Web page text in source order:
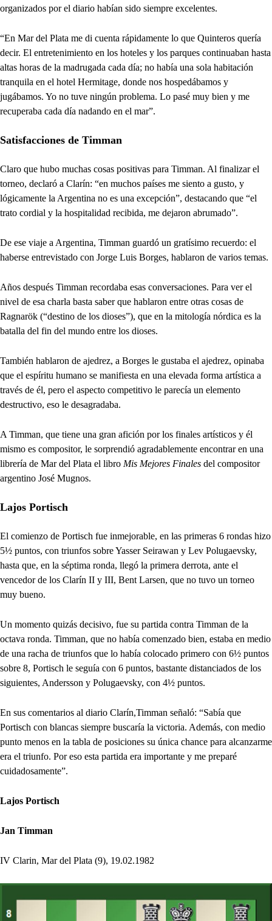
organizados por el diario habían sido siempre excelentes.
“En Mar del Plata me di cuenta rápidamente lo que Quinteros quería
decir. El entretenimiento en los hoteles y los parques continuaban hasta
altas horas de la madrugada cada día; no había una sola habitación
tranquila en el hotel Hermitage, donde nos hospedábamos y
jugábamos. Yo no tuve ningún problema. Lo pasé muy bien y me
recuperaba cada día nadando en el mar”.
Satisfacciones de Timman
Claro que hubo muchas cosas positivas para Timman. Al finalizar el
torneo, declaró a Clarín: “en muchos países me siento a gusto, y
lógicamente la Argentina no es una excepción”, destacando que “el
trato cordial y la hospitalidad recibida, me dejaron abrumado”.
De ese viaje a Argentina, Timman guardó un gratísimo recuerdo: el
haberse entrevistado con Jorge Luis Borges, hablaron de varios temas.
Años después Timman recordaba esas conversaciones. Para ver el
nivel de esa charla basta saber que hablaron entre otras cosas de
Ragnarök (“destino de los dioses”), que en la mitología nórdica es la
batalla del fin del mundo entre los dioses.
También hablaron de ajedrez, a Borges le gustaba el ajedrez, opinaba
que el espíritu humano se manifiesta en una elevada forma artística a
través de él, pero el aspecto competitivo le parecía un elemento
destructivo, eso le desagradaba.
A Timman, que tiene una gran afición por los finales artísticos y él
mismo es compositor, le sorprendió agradablemente encontrar en una
librería de Mar del Plata el libro Mis Mejores Finales del compositor
argentino José Mugnos.
Lajos Portisch
El comienzo de Portisch fue inmejorable, en las primeras 6 rondas hizo
5½ puntos, con triunfos sobre Yasser Seirawan y Lev Polugaevsky,
hasta que, en la séptima ronda, llegó la primera derrota, ante el
vencedor de los Clarín II y III, Bent Larsen, que no tuvo un torneo
muy bueno.
Un momento quizás decisivo, fue su partida contra Timman de la
octava ronda. Timman, que no había comenzado bien, estaba en medio
de una racha de triunfos que lo había colocado primero con 6½ puntos
sobre 8, Portisch le seguía con 6 puntos, bastante distanciados de los
siguientes, Andersson y Polugaevsky, con 4½ puntos.
En sus comentarios al diario Clarín,Timman señaló: “Sabía que
Portisch con blancas siempre buscaría la victoria. Además, con medio
punto menos en la tabla de posiciones su única chance para alcanzarme
era el triunfo. Por eso esta partida era importante y me preparé
cuidadosamente”.
Lajos Portisch
Jan Timman
IV Clarin, Mar del Plata (9), 19.02.1982